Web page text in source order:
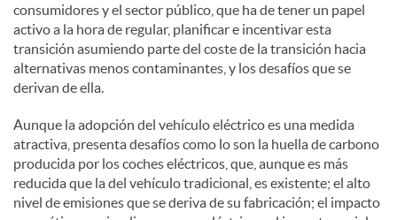
consumidores y el sector público, que ha de tener un papel
activo a la hora de regular, planificar e incentivar esta
transición asumiendo parte del coste de la transición hacia
alternativas menos contaminantes, y los desafíos que se
derivan de ella.
Aunque la adopción del vehículo eléctrico es una medida
atractiva, presenta desafíos como lo son la huella de carbono
producida por los coches eléctricos, que, aunque es más
reducida que la del vehículo tradicional, es existente; el alto
nivel de emisiones que se deriva de su fabricación; el impacto